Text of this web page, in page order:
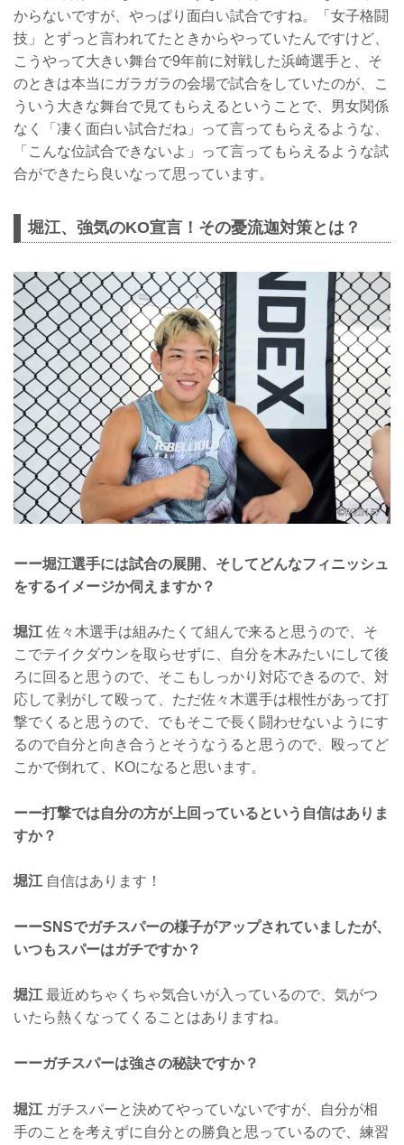
からないですが、やっぱり面白い試合ですね。「女子格闘
技」とずっと言われてたときからやっていたんですけど、
こうやって大きい舞台で9年前に対戦した浜崎選手と、そ
のときは本当にガラガラの会場で試合をしていたのが、こ
ういう大きな舞台で見てもらえるということで、男女関係
なく「凄く面白い試合だね」って言ってもらえるような、
「こんな位試合できないよ」って言ってもらえるような試
合ができたら良いなって思っています。
堀江、強気のKO宣言！その憂流迦対策とは？
ーー堀江選手には試合の展開、そしてどんなフィニッシュ
をするイメージか伺えますか？
堀江 佐々木選手は組みたくて組んで来ると思うので、そ
こでテイクダウンを取らせずに、自分を木みたいにして後
ろに回ると思うので、そこもしっかり対応できるので、対
応して剥がして殴って、ただ佐々木選手は根性があって打
撃でくると思うので、でもそこで長く闘わせないようにす
るので自分と向き合うとそうなうると思うので、殴ってど
こかで倒れて、KOになると思います。
ーー打撃では自分の方が上回っているという自信はありま
すか？
堀江 自信はあります！
ーーSNSでガチスパーの様子がアップされていましたが、
いつもスパーはガチですか？
堀江最近めちゃくちゃ気合いが入っているので、気がつ
いたら熱くなってくることはありますね。
ーーガチスパーは強さの秘訣ですか？
堀江 ガチスパーと決めてやっていないですが、自分が相
手のことを考えずに自分との勝負と思っているので、練習